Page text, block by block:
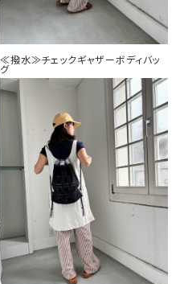
≪撥水≫チェックギャザーボディバッ
グ